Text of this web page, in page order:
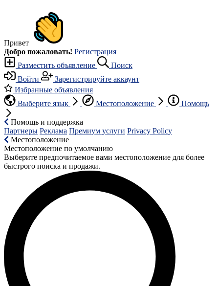
Привет
Добро пожаловать! Регистрация
Разместить объявление
Поиск
Войти
Зарегистрируйте аккаунт
Избранные объявления
Выберите язык
Местоположение Помощь
Помощь и поддержка
Партнеры Реклама Премиум услуги Privacy Policy
Местоположение
Местоположение по умолчанию
Выберите предпочитаемое вами местоположение для более
быстрого поиска и продажи.